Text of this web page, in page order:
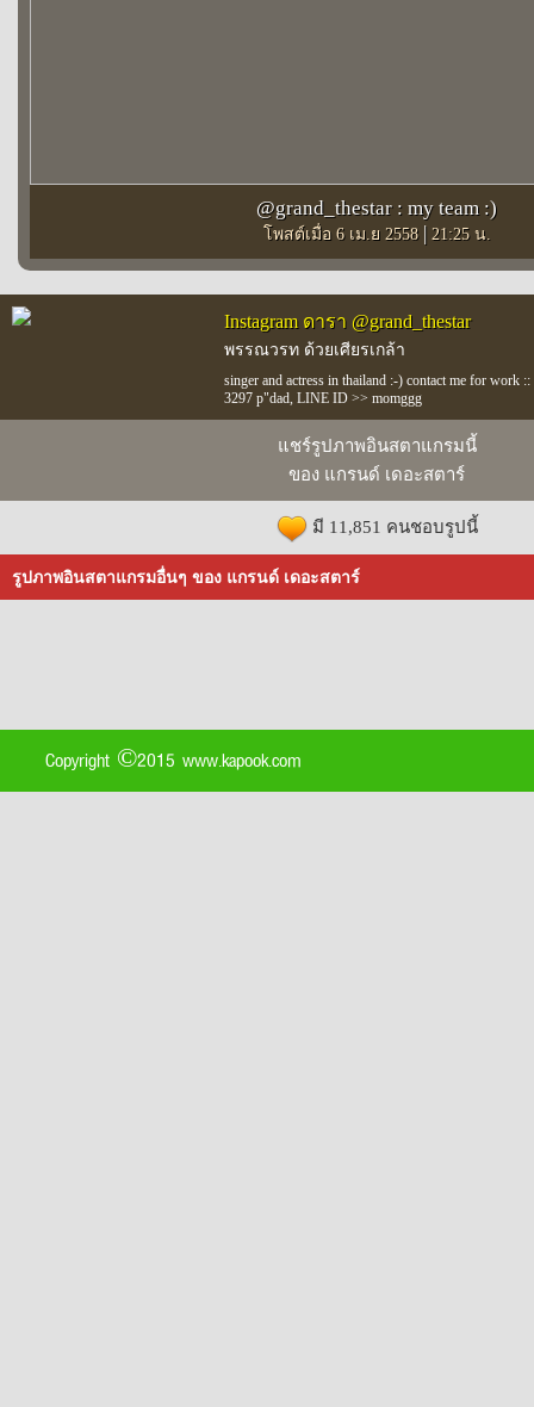
@grand_thestar : my team :)
โพสต์เมื่อ 6 เม.ย 2558 | 21:25 น.
Instagram ดารา @grand_thestar
พรรณวรท ด้วยเศียรเกล้า
singer and actress in thailand :-) contact me for work
3297 p"dad, LINE ID >> momggg
แชร์รูปภาพอินสตาแกรมนี้
ของ แกรนด์ เดอะสตาร์
มี 11,851 คนชอบรูปนี้
รูปภาพอินสตาแกรมอื่นๆ ของ แกรนด์ เดอะสตาร์
Copyright ©2015 www.kapook.com